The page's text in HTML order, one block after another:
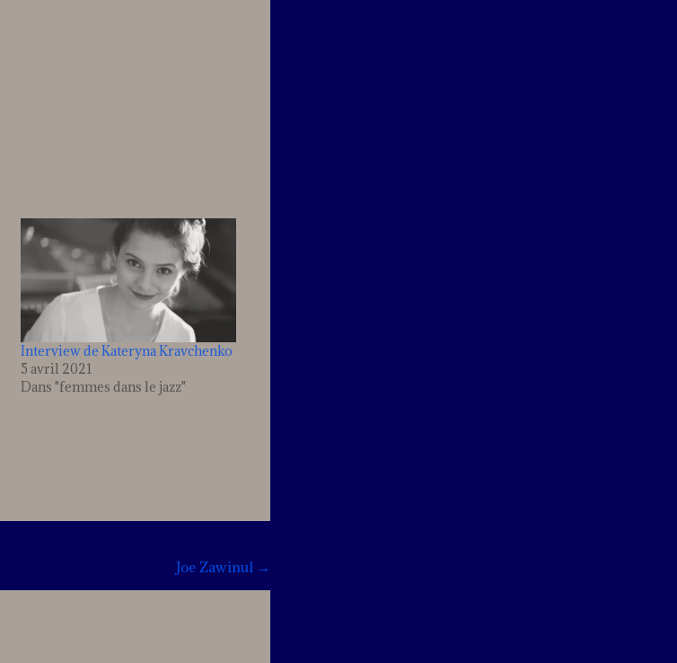
Interview de Kateryna Kravchenko
5 avril 2021
Dans "femmes dans le jazz"
Joe Zawinul →